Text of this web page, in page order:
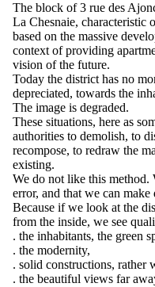
The block of 3 rue des
La Chesnaie, characteristic
based on the massive
context of providing
vision of the future.
Today the district has no
depreciated, towards the
The image is degraded.
These situations, here as
authorities to demolish, to
recompose, to redraw the
existing.
We do not like this method.
error, and that we can
Because if we look at the
from the inside, we see
. the inhabitants, the green
. the modernity,
. solid constructions, rather
. the beautiful views far